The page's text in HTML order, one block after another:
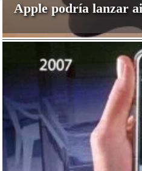
Apple podría lanzar